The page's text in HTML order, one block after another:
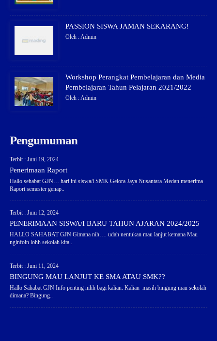
PASSION SISWA JAMAN SEKARANG!
Oleh : Admin
Workshop Perangkat Pembelajaran dan Media
Pembelajaran Tahun Pelajaran 2021/2022
Oleh : Admin
Pengumuman
Terbit : Juni 19, 2024
Penerimaan Raport
Hallo sehabat GJN… hari ini siswa/i SMK Gelora Jaya Nusantara Medan menerima
Raport semester genap..
Terbit : Juni 12, 2024
PENERIMAAN SISWA/I BARU TAHUN AJARAN 2024/2025
HALLO SAHABAT GJN Gimana nih…. udah nentukan mau lanjut kemana Mau
nginfoin lohh sekolah kita..
Terbit : Juni 11, 2024
BINGUNG MAU LANJUT KE SMA ATAU SMK??
Hallo Sahabat GJN Info penting nihh bagi kalian. Kalian masih bingung mau sekolah
dimana? Bingung..